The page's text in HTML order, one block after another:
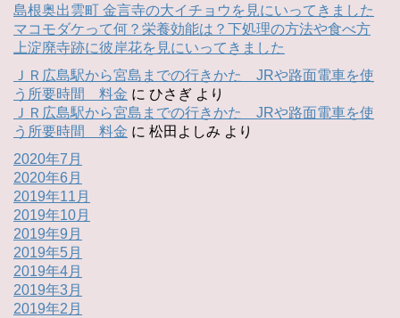
島根奥出雲町 金言寺の大イチョウを見にいってきました
マコモダケって何？栄養効能は？下処理の方法や食べ方
上淀廃寺跡に彼岸花を見にいってきました
ＪＲ広島駅から宮島までの行きかた JRや路面電車を使
う所要時間 料金 に ひさぎ より
ＪＲ広島駅から宮島までの行きかた JRや路面電車を使
う所要時間 料金 に 松田よしみ より
2020年7月
2020年6月
2019年11月
2019年10月
2019年9月
2019年5月
2019年4月
2019年3月
2019年2月